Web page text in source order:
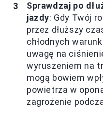
Sprawdzaj po
jazdy: Gdy Twój
przez dłuższy
chłodnych
uwagę na
wyruszeniem na
mogą bowiem
powietrza w
zagrożenie